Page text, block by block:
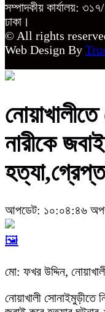
সম্পাদকীয় কার্যালয়:
ঢাকা।
© All rights
Web Design By
নারীকে
আপডেট: ১০:০৪:৪৬
🖼️
মো: ফখর উদ্দিন,
নোয়াখালী সোনাইমুড়ীতে